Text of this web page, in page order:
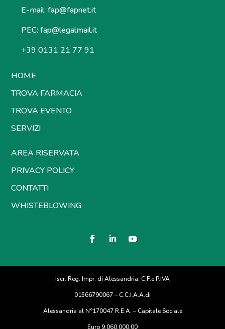
E-mail: fap@fapnet.it
PEC: fap@legalmail.it
+39 0131 21 77 91
HOME
TROVA FARMACIA
TROVA EVENTO
SERVIZI
AREA RISERVATA
PRIVACY POLICY
CONTATTI
WHISTEBLOWING
Iscr. Reg. Impr. di Alessandria, C.F.e P.IVA
01566790067 – C.C.I.A.A.di
Alessandria al N°170047 R.E.A. – Capitale Sociale
Euro 9.060.000,00